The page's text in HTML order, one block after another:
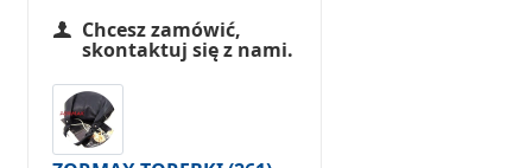
Chcesz zamówić,
skontaktuj się z nami.